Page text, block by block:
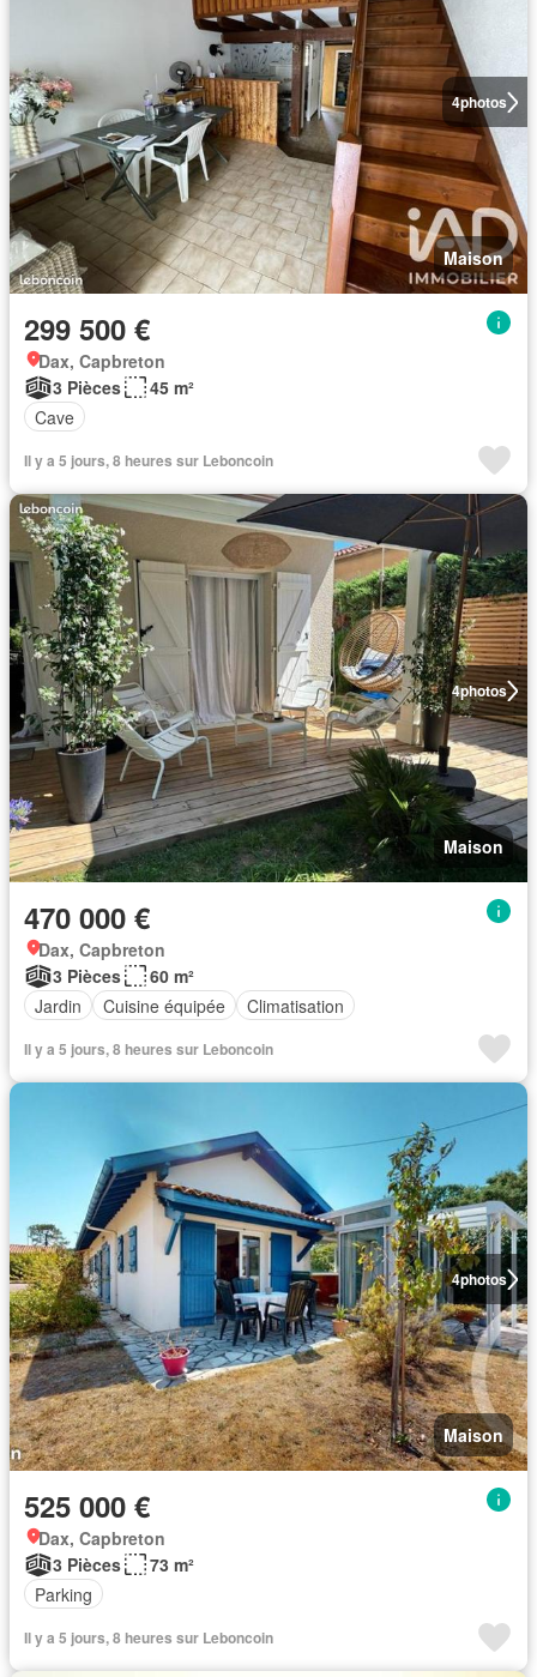
4photos
Maison
299 500 €
Dax, Capbreton
3 Pièces
45 m²
Cave
Il y a 5 jours, 8 heures sur Leboncoin
4photos
Maison
470 000 €
Dax, Capbreton
3 Pièces
60 m²
Jardin
Cuisine équipée Climatisation
Il y a 5 jours, 8 heures sur Leboncoin
4photos
Maison
525 000 €
Dax, Capbreton
3 Pièces
73 m²
Parking
Il y a 5 jours, 8 heures sur Leboncoin